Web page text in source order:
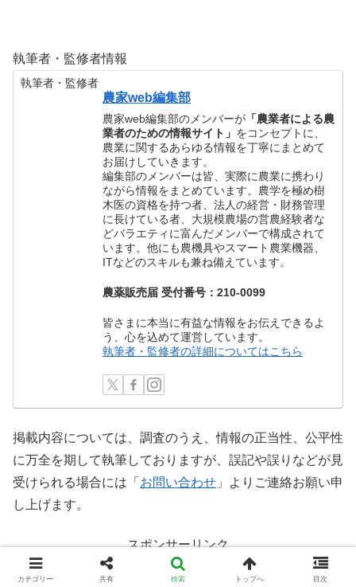
執筆者・監修者情報
執筆者・監修者
農家web編集部
農家web編集部のメンバーが 「農業者による農
業者のための情報サイト」 をコンセプトに、
農業に関するあらゆる情報を丁寧にまとめて
お届けしていきます。
編集部のメンバーは皆、実際に農業に携わり
ながら情報をまとめています。農学を極め樹
木医の資格を持つ者、法人の経営・財務管理
に長けている者、大規模農場の営農経験者な
どバラエティに富んだメンバーで構成されて
います。他にも農機具やスマート農業機器、
ITなどのスキルも兼ね備えています。
農薬販売届 受付番号：210-0099
皆さまに本当に有益な情報をお伝えできるよ
う、心を込めて運営しています。
執筆者・監修者の詳細についてはこちら
掲載内容については、調査のうえ、情報の正当性、公平性
に万全を期して執筆しておりますが、誤記や誤りなどが見
受けられる場合には「 お問い合わせ 」よりご連絡お願い申
し上げます。
スポンサーリンク
カテゴリー 共有 検索 トップへ 目次